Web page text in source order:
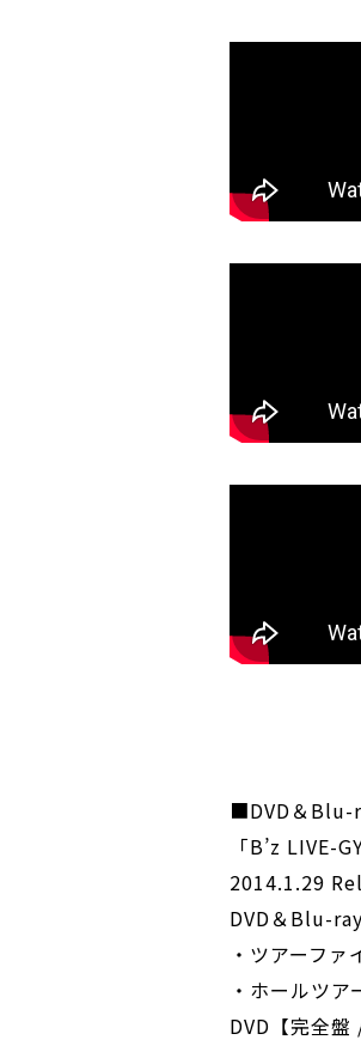
■DVD＆Blu-
「B’z LIVE-
2014.1.29
DVD＆Blu-
・ツアーフ
・ホールツ
DVD【完全